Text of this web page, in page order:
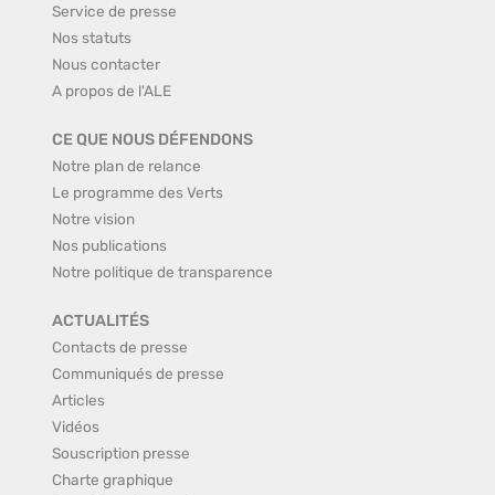
Service de presse
Nos statuts
Nous contacter
A propos de l'ALE
CE QUE NOUS DÉFENDONS
Notre plan de relance
Le programme des Verts
Notre vision
Nos publications
Notre politique de transparence
ACTUALITÉS
Contacts de presse
Communiqués de presse
Articles
Vidéos
Souscription presse
Charte graphique